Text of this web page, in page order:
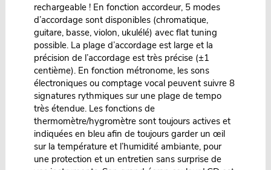
rechargeable ! En fonction accordeur, 5 modes
d’accordage sont disponibles (chromatique,
guitare, basse, violon, ukulélé) avec flat tuning
possible. La plage d’accordage est large et la
précision de l’accordage est très précise (±1
centième). En fonction métronome, les sons
électroniques ou comptage vocal peuvent suivre 8
signatures rythmiques sur une plage de tempo
très étendue. Les fonctions de
thermomètre/hygromètre sont toujours actives et
indiquées en bleu afin de toujours garder un œil
sur la température et l’humidité ambiante, pour
une protection et un entretien sans surprise de